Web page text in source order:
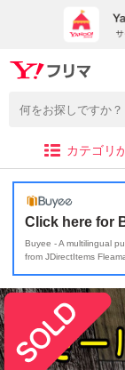
カテゴリ
Click here for
Buyee - A multilingual
from JDirectItems